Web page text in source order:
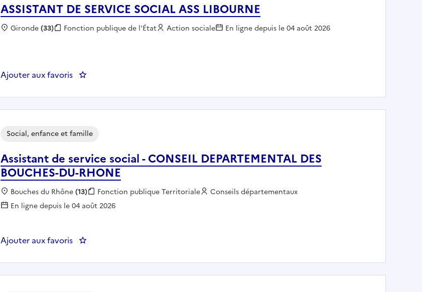
ASSISTANT DE SERVICE SOCIAL ASS LIBOURNE
Localisation :
Gironde(33) Fonction publique :
Fonction publique de l'État Employeur :
Action sociale En ligne depuis le 04 août 2026
Ajouter aux favoris : ASSISTANT DE SERVICE SOCIAL ASS LIBOURNE
Assistant de service social - CONSEIL DEPARTEMENTAL DES
BOUCHES-DU-RHONE
Social, enfance et famille
Localisation :
Bouches du Rhône(13) Fonction publique :
Fonction publique Territoriale Employeur :
Conseils départementaux
En ligne depuis le 04 août 2026
Ajouter aux favoris : Assistant de service social - CONSEIL DEPARTEMENTAL DES BOUCHES-DU-RHONE